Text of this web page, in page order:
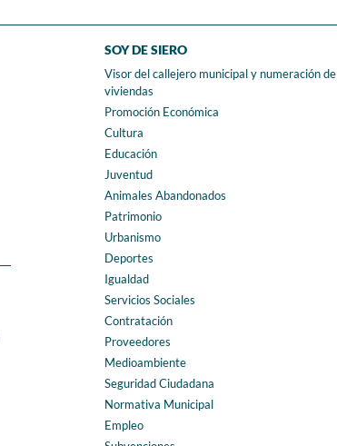
SOY DE SIERO
Visor del callejero municipal y numeración de
viviendas
Promoción Económica
Cultura
Educación
Juventud
Animales Abandonados
Patrimonio
Urbanismo
Deportes
Igualdad
Servicios Sociales
Contratación
Proveedores
Medioambiente
Seguridad Ciudadana
Normativa Municipal
Empleo